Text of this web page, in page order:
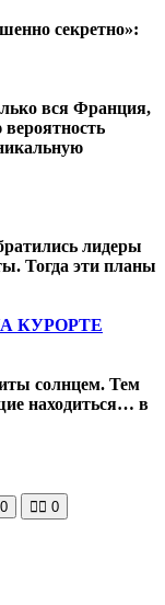
секретно»:
вся Франция,
лидеры
Тогда эти планы
КУРОРТЕ
солнцем. Тем
находиться… в
0 🧘‍♀️ 0